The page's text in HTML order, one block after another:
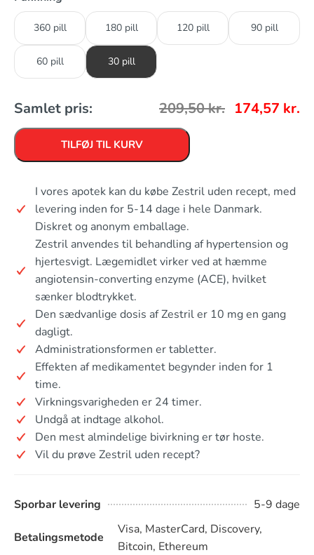
360 pill 180 pill 120 pill 90 pill
60 pill 30 pill
Samlet pris: 209,50kr. 174,57 kr.
TILFØJ TIL KURV
I vores apotek kan du købe Zestril uden recept, med
levering inden for 5-14 dage i hele Danmark.
Diskret og anonym emballage.
Zestril anvendes til behandling af hypertension og
hjertesvigt. Lægemidlet virker ved at hæmme
angiotensin-converting enzyme (ACE), hvilket
sænker blodtrykket.
Den sædvanlige dosis af Zestril er 10 mg en gang
dagligt.
Administrationsformen er tabletter.
Effekten af medikamentet begynder inden for 1
time.
Virkningsvarigheden er 24 timer.
Undgå at indtage alkohol.
Den mest almindelige bivirkning er tør hoste.
Vil du prøve Zestril uden recept?
Sporbar levering 5-9 dage
Betalingsmetode
Visa, MasterCard, Discovery,
Bitcoin, Ethereum